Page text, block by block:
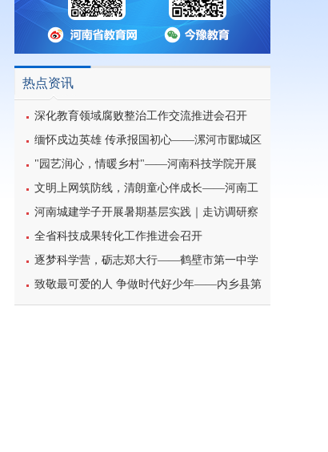
热点资讯
深化教育领域腐败整治工作交流推进会召开
缅怀戍边英雄 传承报国初心——漯河市郾城区
东街小学开展八一建军节主题特色教育活动
"园艺润心，情暖乡村"——河南科技学院开展
暑期三下乡心理健康宣讲活动
文明上网筑防线，清朗童心伴成长——河南工
业大学北斗星筑梦志愿服务团队开展科普主题实
践课堂
河南城建学子开展暑期基层实践｜走访调研察
民情，反诈宣传护平安
全省科技成果转化工作推进会召开
逐梦科学营，砺志郑大行——鹤壁市第一中学
学子参加2026年郑州大学高校科学营研学之旅纪
实
致敬最可爱的人 争做时代好少年——内乡县第
一小学开展暑期“八一”建军节主题实践活动